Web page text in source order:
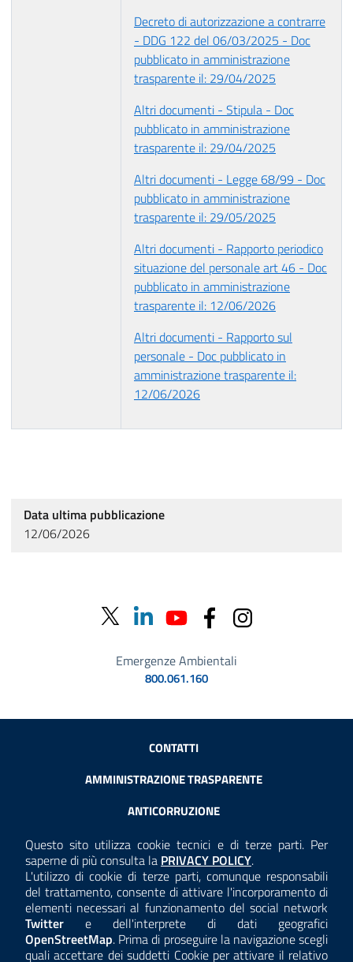
Questo sito utilizza cookie tecnici e di terze parti. Per
saperne di più consulta la Consulta la
PRIVACY POLICY.
L'utilizzo di cookie di terze parti, comunque responsabili
del trattamento, consente di attivare l'incorporamento di
elementi necessari al funzionamento del social network
Twitter e dell'interprete di dati geografici
OpenStreetMap. Prima di proseguire la navigazione scegli
quali accettare dei suddetti Cookie per attivare il relativo
Decreto di autorizzazione a contrarre
- DDG 122 del 06/03/2025 - Doc
pubblicato in amministrazione
trasparente il: 29/04/2025
Altri documenti - Stipula - Doc
pubblicato in amministrazione
trasparente il: 29/04/2025
Altri documenti - Legge 68/99 - Doc
pubblicato in amministrazione
trasparente il: 29/05/2025
Altri documenti - Rapporto periodico
situazione del personale art 46 - Doc
pubblicato in amministrazione
trasparente il: 12/06/2026
Altri documenti - Rapporto sul
personale - Doc pubblicato in
amministrazione trasparente il:
12/06/2026
Data ultima pubblicazione
12/06/2026
Emergenze Ambientali
800.061.160
Sezione Link Utili
CONTATTI
AMMINISTRAZIONE TRASPARENTE
ANTICORRUZIONE
ACCESSIBILITÀ
COOKIE E PRIVACY
TEMI A-Z
MAPPA